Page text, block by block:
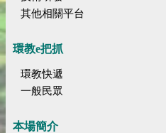
其他相關平台
環教e把抓
環教快遞
一般民眾
本場簡介